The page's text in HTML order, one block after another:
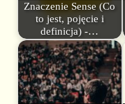
Znaczenie Sense (Co
to jest, pojęcie i
definicja) -…